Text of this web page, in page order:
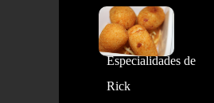
Especialidades de
Rick